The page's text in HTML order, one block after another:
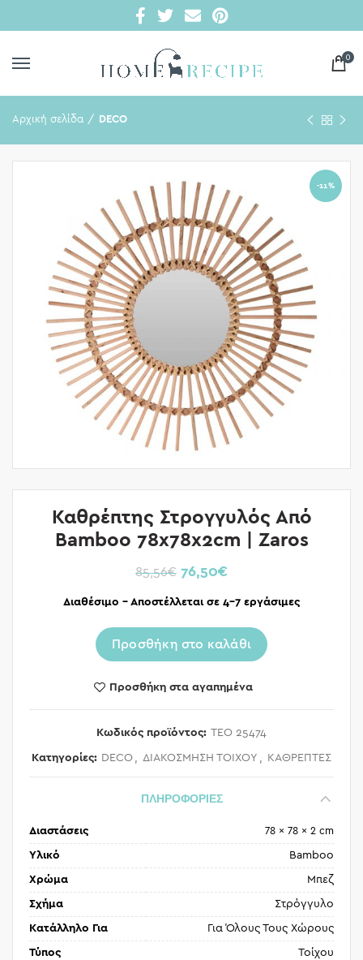
0
Αρχική σελίδα DECO
-11%
Καθρέπτης Στρογγυλός Από
Bamboo 78x78x2cm | Zaros
85,56€ 76,50€
Διαθέσιμο – Αποστέλλεται σε 4-7 εργάσιμες
Προσθήκη στο καλάθι
Προσθήκη στα αγαπημένα
Κωδικός προϊόντος: TEO 25474
Κατηγορίες: DECO , ΔΙΑΚΟΣΜΗΣΗ ΤΟΙΧΟΥ , ΚΑΘΡΕΠΤΕΣ
ΠΛΗΡΟΦΟΡΙΕΣ
Διαστάσεις 78 × 78 × 2 cm
Υλικό Bamboo
Χρώμα Μπεζ
Σχήμα Στρόγγυλο
Κατάλληλο Για Για Όλους Τους Χώρους
Τύπος Τοίχου